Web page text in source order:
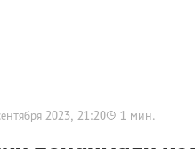
2023, 21:20 1 мин.